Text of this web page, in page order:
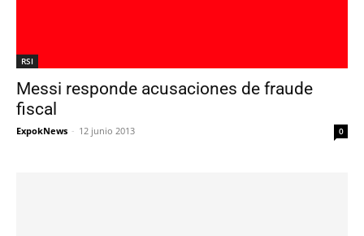
RSI
Messi responde acusaciones de fraude
fiscal
ExpokNews - 12 junio 2013 0